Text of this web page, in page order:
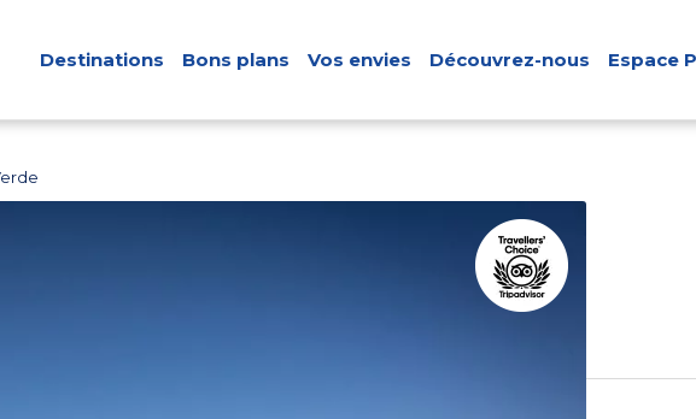
Destinations Bons plans Vos envies Découvrez-nous Espace